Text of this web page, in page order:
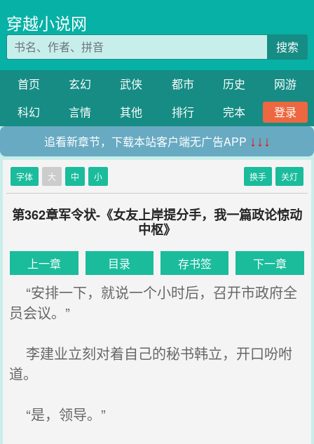
穿越小说网
搜索
首页 玄幻 武侠 都市 历史
网游
科幻
言情 其他 排行 完本
登录
追看新章节，下载本站客户端无广告APP ↓↓↓
字体 大 中 小 换手 关灯
第362章军令状-《女友上岸提分手，我一篇政论惊动
中枢》
上一章 目录 存书签 下一章
“安排一下，就说一个小时后，召开市政府全
员会议。”
李建业立刻对着自己的秘书韩立，开口吩咐
道。
“是，领导。”